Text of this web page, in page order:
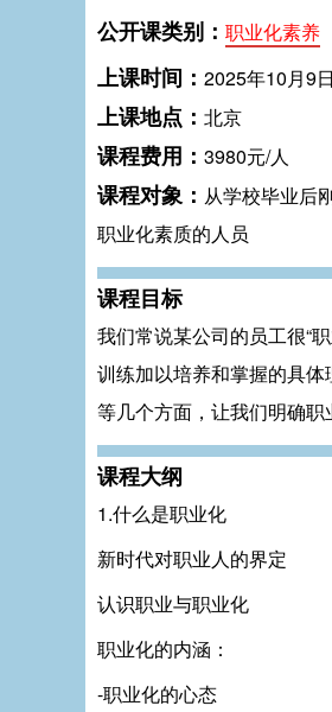
公开课类别： 职业化素养
上课时间： 2025年10月9
上课地点： 北京
课程费用： 3980元/人
课程对象： 从学校毕业后
职业化素质的人员
课程目标
我们常说某公司的员工很“
训练加以培养和掌握的具
等几个方面，让我们明确职
课程大纲
1.什么是职业化
新时代对职业人的界定
认识职业与职业化
职业化的内涵：
-职业化的心态